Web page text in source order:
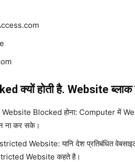
क्यों होती है. Website ब्लाक
Blocked होना: Computer में
ना कर सके।
Website: यानि देश प्रतिबंधित वेबसाइट,
Website कहते है।